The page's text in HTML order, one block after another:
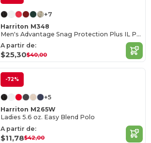
+7
Harriton M348
Men's Advantage Snag Protection Plus IL Polo
A partir de:
$25,30$40,00
-72%
+5
Harriton M265W
Ladies 5.6 oz. Easy Blend Polo
A partir de:
$11,78$42,00